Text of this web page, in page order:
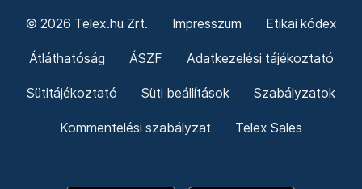
© 2026 Telex.hu Zrt. Impresszum Etikai kódex
Átláthatóság ÁSZF Adatkezelési tájékoztató
Sütitájékoztató Süti beállítások Szabályzatok
Kommentelési szabályzat Telex Sales